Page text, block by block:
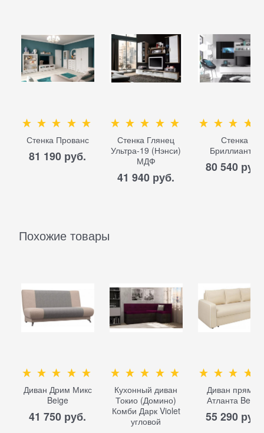
Стенка Прованс
81 190 руб.
Стенка Глянец
Ультра-19 (Нэнси)
МДФ
41 940 руб.
Стенка
Бриллиант-1
80 540 руб.
Похожие товары
Диван Дрим Микс
Beige
41 750 руб.
Кухонный диван
Токио (Домино)
Комби Дарк Violet
угловой
Диван прямой
Атланта Beige
55 290 руб.